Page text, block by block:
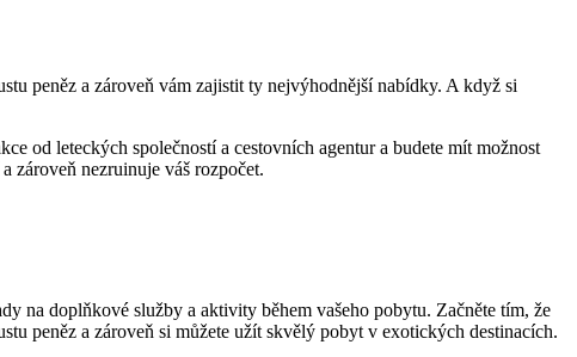
peněz a zároveň vám ‍zajistit ty nejvýhodnější nabídky. ‌A když si
od‌ leteckých společností a cestovních ‍agentur a budete mít možnost
zároveň nezruinuje váš rozpočet.
na doplňkové služby a ‍aktivity během vašeho pobytu. Začněte⁤ tím, ⁣že
peněz a zároveň si můžete užít skvělý pobyt v exotických destinacích.